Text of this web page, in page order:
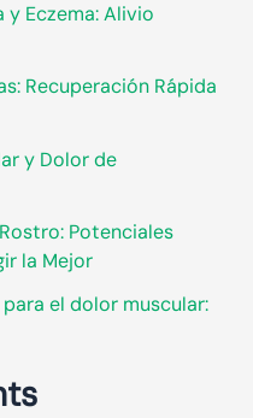
Eczema: Alivio
Recuperación Rápida
y Dolor de
Potenciales
la Mejor
el dolor muscular: